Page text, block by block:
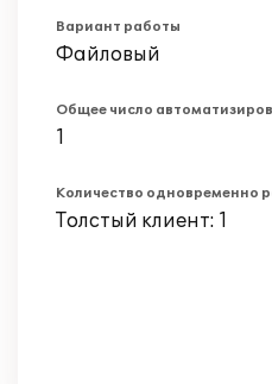
Вариант работы
Файловый
Общее число
1
Количество одновременно
Толстый клиент: 1